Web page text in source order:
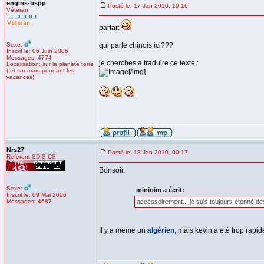
engins-bspp
Vétéran
Sexe:
Inscrit le: 06 Juin 2006
Messages: 4774
Localisation: sur la planète terre
( et sur mars pendant les
vacances)
Posté le: 17 Jan 2010, 19:16
parfait
qui parle chinois ici???
je cherches a traduire ce texte :
[/img]
Nrs27
Référent SDIS-CS
Sexe:
Inscrit le: 09 Mai 2006
Messages: 4687
Posté le: 18 Jan 2010, 00:17
Bonsoir,
minioim a écrit:
accessoirement... je suis toujours étonné
Il y a même un algérien, mais kevin a été trop